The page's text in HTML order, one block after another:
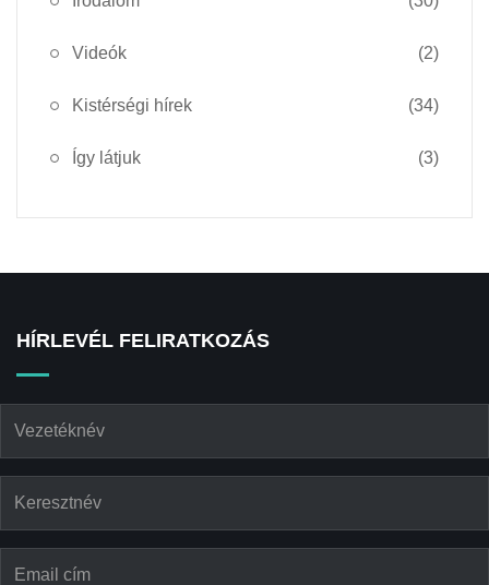
Videók (2)
Kistérségi hírek (34)
Így látjuk (3)
HÍRLEVÉL FELIRATKOZÁS